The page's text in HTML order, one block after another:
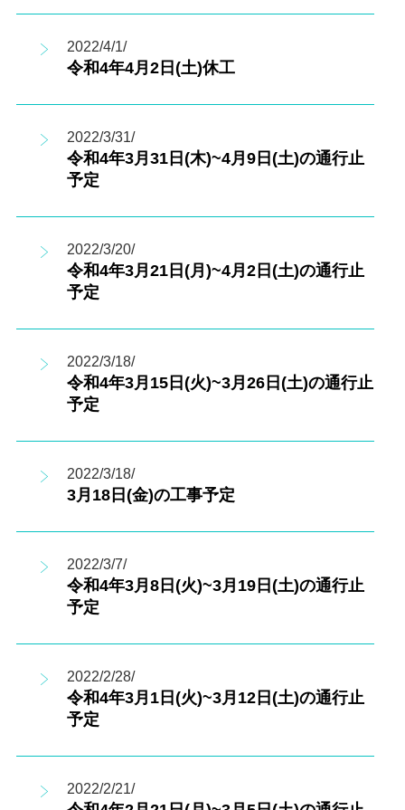
2022/4/1/
令和4年4月2日(土)休工
2022/3/31/
令和4年3月31日(木)~4月9日(土)の通行止
予定
2022/3/20/
令和4年3月21日(月)~4月2日(土)の通行止
予定
2022/3/18/
令和4年3月15日(火)~3月26日(土)の通行止
予定
2022/3/18/
3月18日(金)の工事予定
2022/3/7/
令和4年3月8日(火)~3月19日(土)の通行止
予定
2022/2/28/
令和4年3月1日(火)~3月12日(土)の通行止
予定
2022/2/21/